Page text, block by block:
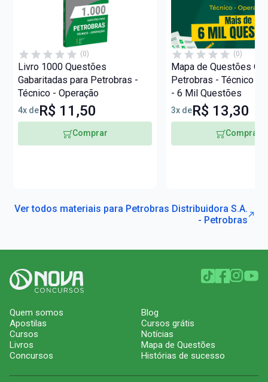
(0)
Livro 1000 Questões
Gabaritadas para Petrobras -
Técnico - Operação
4x deR$ 11,50
Comprar
(0)
Mapa de Questões
Petrobras - Técnico -
- 6 Mil Questões
3x deR$ 13,30
Comprar
Ver todos materiais para Petrobras Distribuidora S.A.
- Petrobras
Quem somos
Apostilas
Cursos
Livros
Concursos
Blog
Cursos grátis
Notícias
Mapa de Questões
Histórias de sucesso